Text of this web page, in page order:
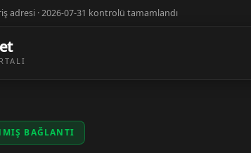
adresi · 2026-07-31 kontrolü tamamlandı
BAĞLANTI